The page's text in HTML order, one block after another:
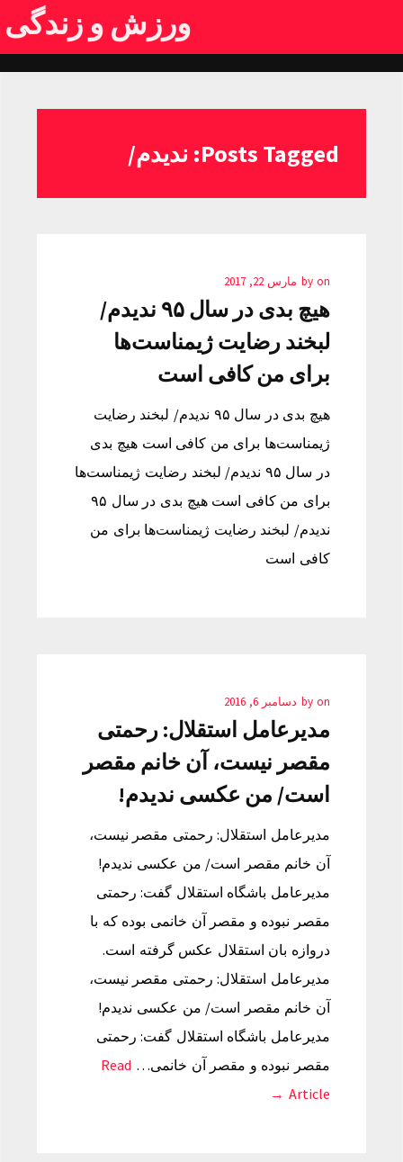
ورزش و زندگی
Posts Tagged: ندیدم/
by on مارس 22, 2017
هیچ بدی در سال ۹۵ ندیدم/
لبخند رضایت ژیمناست‌ها
برای من کافی است
هیچ بدی در سال ۹۵ ندیدم/ لبخند رضایت
ژیمناست‌ها برای من کافی است هیچ بدی
در سال ۹۵ ندیدم/ لبخند رضایت ژیمناست‌ها
برای من کافی است هیچ بدی در سال ۹۵
ندیدم/ لبخند رضایت ژیمناست‌ها برای من
کافی است
by on دسامبر 6, 2016
مدیرعامل استقلال: رحمتی
مقصر نیست، آن خانم مقصر
است/ من عکسی ندیدم!
مدیرعامل استقلال: رحمتی مقصر نیست،
آن خانم مقصر است/ من عکسی ندیدم!
مدیرعامل باشگاه استقلال گفت: رحمتی
مقصر نبوده و مقصر آن خانمی بوده که با
دروازه بان استقلال عکس گرفته است.
مدیرعامل استقلال: رحمتی مقصر نیست،
آن خانم مقصر است/ من عکسی ندیدم!
مدیرعامل باشگاه استقلال گفت: رحمتی
مقصر نبوده و مقصر آن خانمی… Read
Article →